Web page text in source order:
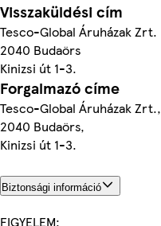
Visszaküldési cím
Tesco-Global Áruházak Zrt.
2040 Budaörs
Kinizsi út 1-3.
Forgalmazó címe
Tesco-Global Áruházak Zrt.,
2040 Budaörs,
Kinizsi út 1-3.
Biztonsági információ
FIGYELEM: